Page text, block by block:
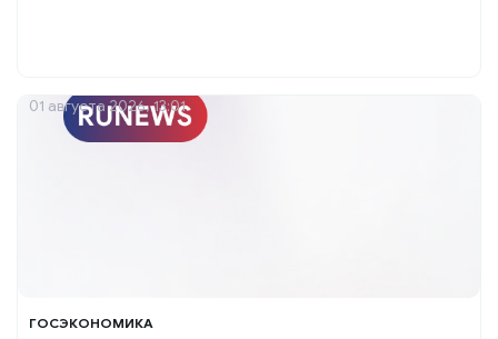
ГОСЭКОНОМИКА
01 августа 2026, 13:01